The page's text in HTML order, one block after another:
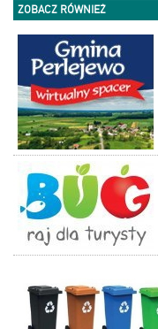
ZOBACZ RÓWNIEŻ